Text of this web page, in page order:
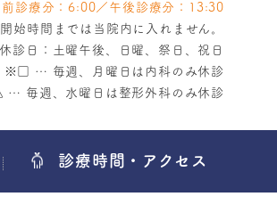
前診療分：6:00／午後診療分：13:30
始時間までは当院内に入れません。
診日：土曜午後、日曜、祭日、祝日
※
… 毎週、月曜日は内科のみ休診
… 毎週、水曜日は整形外科のみ休診
診療時間・アクセス